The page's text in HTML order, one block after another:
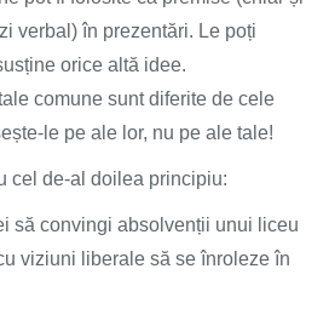
verbal) în prezentări. Le poți
orice altă idee.
comune sunt diferite de cele
le pe ale lor, nu pe ale tale!
cel de-al doilea principiu:
să convingi absolvenții unui liceu
viziuni liberale să se înroleze în